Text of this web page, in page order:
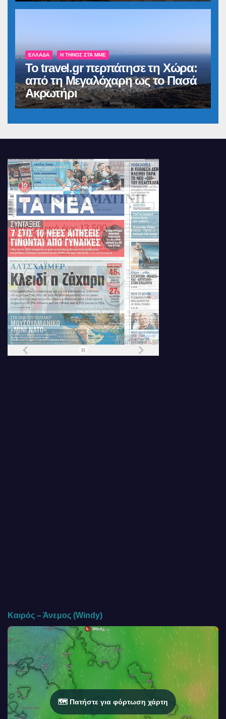
ΕΛΛΆΔΑ Η ΤΉΝΟΣ ΣΤΑ ΜΜΕ
Το travel.gr περπάτησε τη Χώρα:
από τη Μεγαλόχαρη ως το Πασά
Ακρωτήρι
Καιρός – Άνεμος (Windy)
🗺️ Πατήστε για φόρτωση χάρτη